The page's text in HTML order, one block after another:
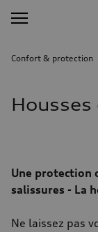
Confort & protection
Une protection
salissures - La
Ne laissez pas